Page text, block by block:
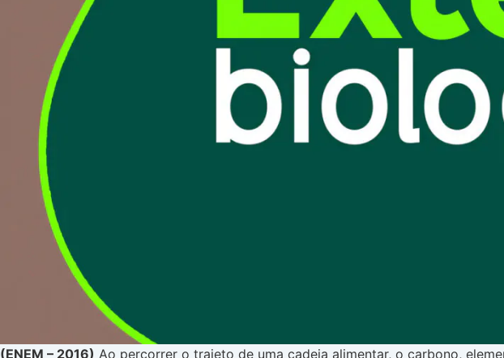
(ENEM – 2016) Ao percorrer o trajeto de uma cadeia alimentar, o carbono,